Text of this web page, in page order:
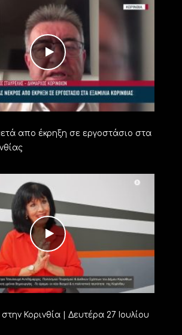
απο έκρηξη σε εργοστάσιο στα
Κορινθία | Δευτέρα 27 Ιουλίου